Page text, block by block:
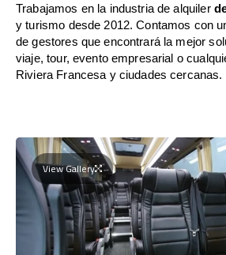
Trabajamos en la industria de alquiler
y turismo desde 2012. Contamos con
de gestores que encontrará la mejor
viaje, tour, evento empresarial o
Riviera Francesa y ciudades cercanas.
View Gallery